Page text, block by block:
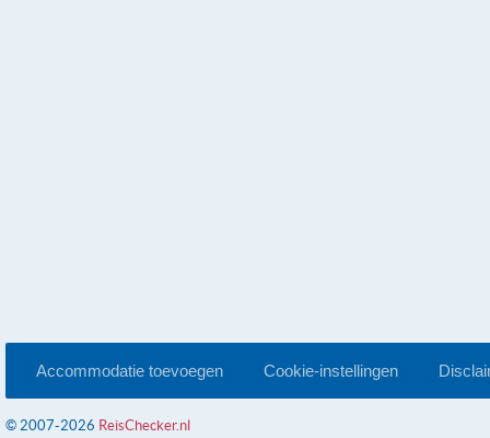
Accommodatie toevoegen Cookie-instellingen
© 2007-2026 ReisChecker.nl